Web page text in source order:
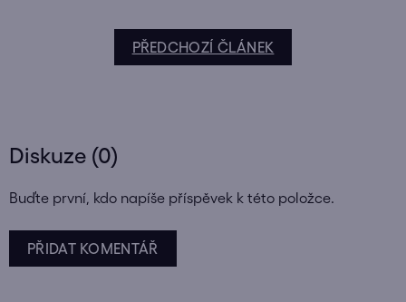
PŘEDCHOZÍ ČLÁNEK
Diskuze (0)
Buďte první, kdo napíše příspěvek k této položce.
PŘIDAT KOMENTÁŘ